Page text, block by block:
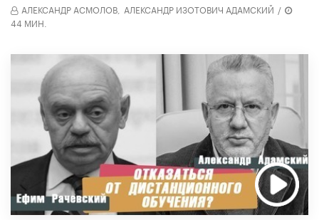
АЛЕКСАНДР АСМОЛОВ, АЛЕКСАНДР ИЗОТОВИЧ АДАМСКИЙ /
44 МИН.